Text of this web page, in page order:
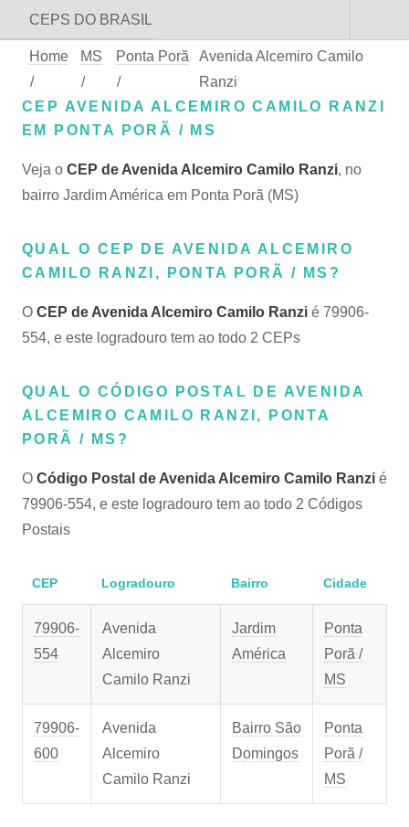
CEPS DO BRASIL
Home
/
MS
/
Ponta Porã
/
Avenida Alcemiro Camilo
Ranzi
CEP AVENIDA ALCEMIRO CAMILO RANZI
EM PONTA PORÃ / MS
Veja o CEP de Avenida Alcemiro Camilo Ranzi, no
bairro Jardim América em Ponta Porã (MS)
QUAL O CEP DE AVENIDA ALCEMIRO
CAMILO RANZI, PONTA PORÃ / MS?
O CEP de Avenida Alcemiro Camilo Ranzi é 79906-
554, e este logradouro tem ao todo 2 CEPs
QUAL O CÓDIGO POSTAL DE AVENIDA
ALCEMIRO CAMILO RANZI, PONTA
PORÃ / MS?
O Código Postal de Avenida Alcemiro Camilo Ranzi é
79906-554, e este logradouro tem ao todo 2 Códigos
Postais
CEP Logradouro Bairro Cidade
79906-
554
Avenida
Alcemiro
Camilo Ranzi
Jardim
América
Ponta
Porã /
MS
79906-
600
Avenida
Alcemiro
Camilo Ranzi
Bairro São
Domingos
Ponta
Porã /
MS